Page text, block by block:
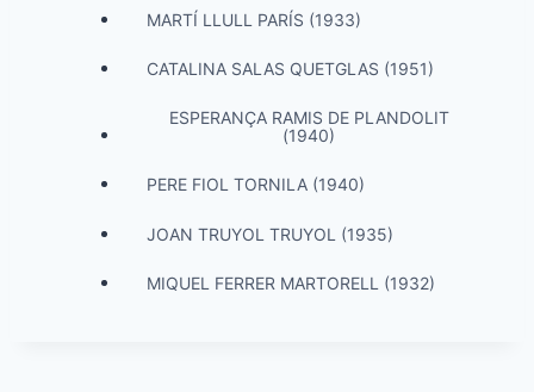
MARTÍ LLULL PARÍS (1933)
CATALINA SALAS QUETGLAS (1951)
ESPERANÇA RAMIS DE PLANDOLIT
(1940)
PERE FIOL TORNILA (1940)
JOAN TRUYOL TRUYOL (1935)
MIQUEL FERRER MARTORELL (1932)